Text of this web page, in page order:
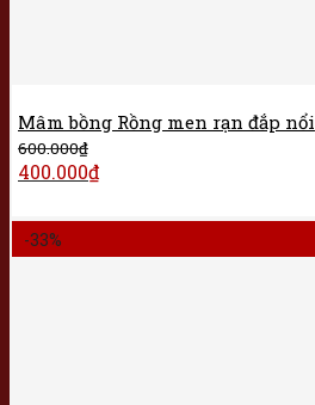
Mâm bồng Rồng men rạn đắp nổi
600.000₫
400.000₫
-33%